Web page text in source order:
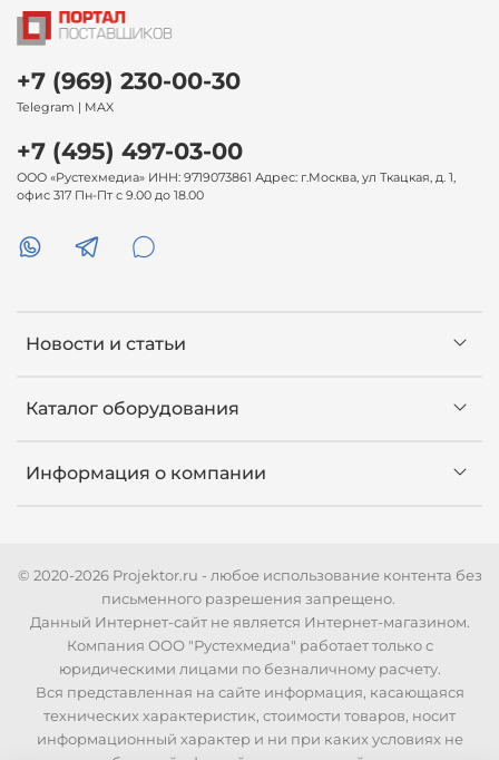
Новости и статьи
Каталог оборудования
Информация о компании
+7 (969) 230-00-30
Telegram | MAX
+7 (495) 497-03-00
ООО «Рустехмедиа» ИНН: 9719073861 Адрес: г.Москва, ул Ткацкая, д. 1,
офис 317 Пн-Пт с 9.00 до 18.00
© 2020-2026 Projektor.ru - любое использование контента без
письменного разрешения запрещено.
Данный Интернет-сайт не является Интернет-магазином.
Компания ООО "Рустехмедиа" работает только с
юридическими лицами по безналичному расчету.
Вся представленная на сайте информация, касающаяся
технических характеристик, стоимости товаров, носит
информационный характер и ни при каких условиях не